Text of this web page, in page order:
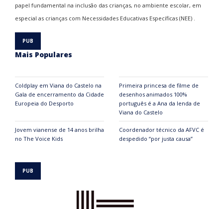
papel fundamental na inclusão das crianças, no ambiente escolar, em
especial as crianças com Necessidades Educativas Específicas (NEE) .
Mais Populares
Coldplay em Viana do Castelo na
Gala de encerramento da Cidade
Europeia do Desporto
Primeira princesa de filme de
desenhos animados 100%
português é a Ana da lenda de
Viana do Castelo
Jovem vianense de 14 anos brilha
no The Voice Kids
Coordenador técnico da AFVC é
despedido “por justa causa”